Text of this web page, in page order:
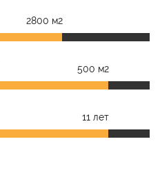
2800 м2
500 м2
11 лет